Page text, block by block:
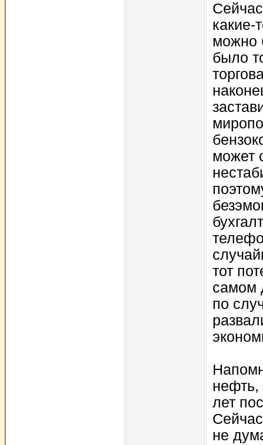
какие-
можно
было
может
тот
самом
по
нефть,
лет
не